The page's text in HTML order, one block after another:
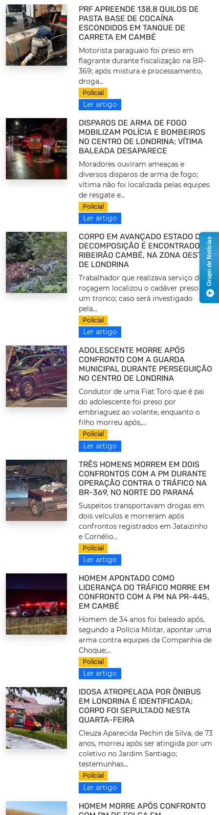
PRF APREENDE 138,8 QUILOS DE
PASTA BASE DE COCAÍNA
ESCONDIDOS EM TANQUE DE
CARRETA EM CAMBÉ
Motorista paraguaio foi preso em
flagrante durante fiscalização na BR-
369; após mistura e processamento,
droga...
Policial
Ler artigo
DISPAROS DE ARMA DE FOGO
MOBILIZAM POLÍCIA E BOMBEIROS
NO CENTRO DE LONDRINA; VÍTIMA
BALEADA DESAPARECE
Moradores ouviram ameaças e
diversos disparos de arma de fogo;
vítima não foi localizada pelas equipes
de resgate e...
Policial
Ler artigo
CORPO EM AVANÇADO ESTADO DE
DECOMPOSIÇÃO É ENCONTRADO NO
RIBEIRÃO CAMBÉ, NA ZONA OESTE
DE LONDRINA
Trabalhador que realizava serviço de
roçagem localizou o cadáver preso a
um tronco; caso será investigado
pela...
Policial
Ler artigo
ADOLESCENTE MORRE APÓS
CONFRONTO COM A GUARDA
MUNICIPAL DURANTE PERSEGUIÇÃO
NO CENTRO DE LONDRINA
Condutor de uma Fiat Toro que é pai
do adolescente foi preso por
embriaguez ao volante, enquanto o
filho morreu após,...
Policial
Ler artigo
TRÊS HOMENS MORREM EM DOIS
CONFRONTOS COM A PM DURANTE
OPERAÇÃO CONTRA O TRÁFICO NA
BR-369, NO NORTE DO PARANÁ
Suspeitos transportavam drogas em
dois veículos e morreram após
confrontos registrados em Jataizinho
e Cornélio...
Policial
Ler artigo
HOMEM APONTADO COMO
LIDERANÇA DO TRÁFICO MORRE EM
CONFRONTO COM A PM NA PR-445,
EM CAMBÉ
Homem de 34 anos foi baleado após,
segundo a Polícia Militar, apontar uma
arma contra equipes da Companhia de
Choque;...
Policial
Ler artigo
IDOSA ATROPELADA POR ÔNIBUS
EM LONDRINA É IDENTIFICADA;
CORPO FOI SEPULTADO NESTA
QUARTA-FEIRA
Cleuza Aparecida Pechin da Silva, de 73
anos, morreu após ser atingida por um
coletivo no Jardim Santiago;
testemunhas...
Policial
Ler artigo
HOMEM MORRE APÓS CONFRONTO
Grupo de Notícias